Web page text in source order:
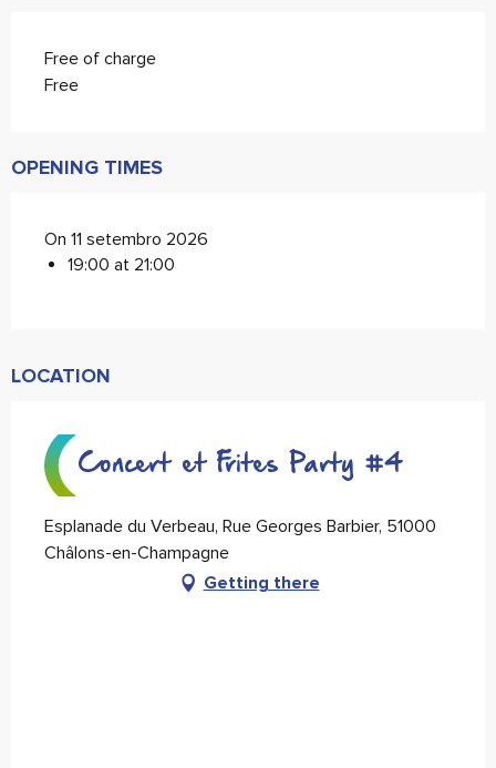
Free of charge
Free
OPENING TIMES
On 11 setembro 2026
19:00 at 21:00
LOCATION
Concert et Frites Party #4
Esplanade du Verbeau, Rue Georges Barbier, 51000
Châlons-en-Champagne
Getting there